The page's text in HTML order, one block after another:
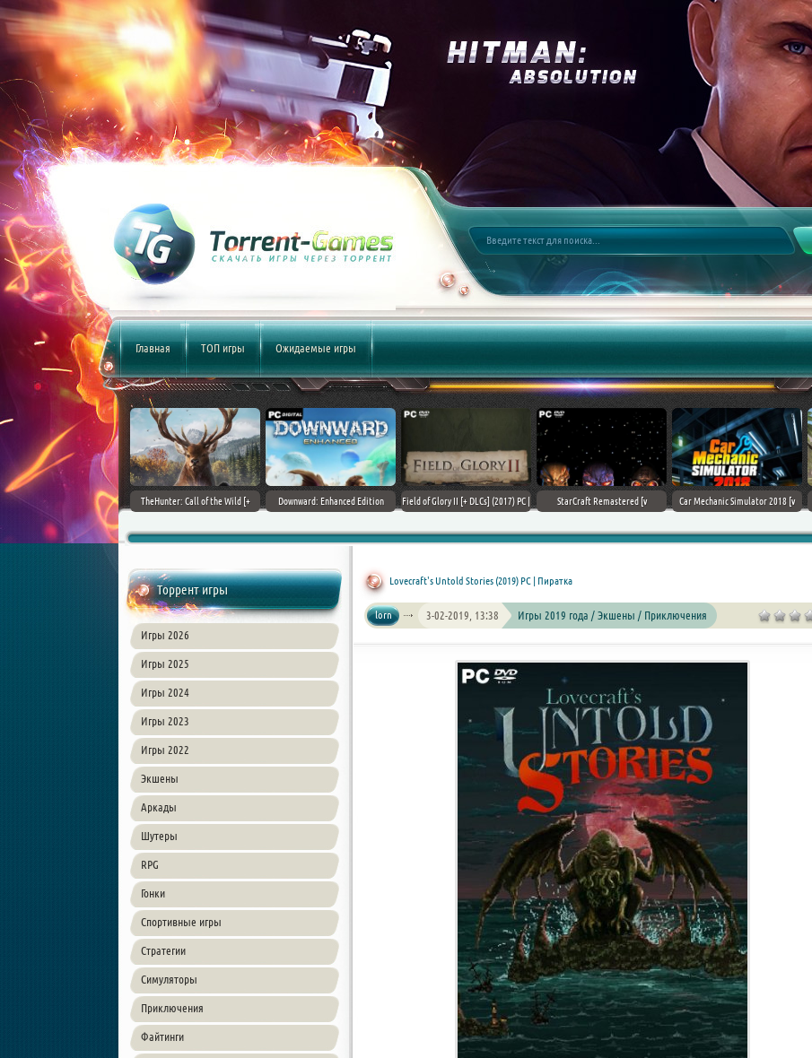
Главная ТОП игры Ожидаемые игры
World [v 1.11.4 + DLCs] (2017)
PC | Лицензия
TheHunter: Call of the Wild [+
Downward: Enhanced Edition
Field of Glory II [+ DLCs] (2017) PC |
StarCraft Remastered [v
Car Mechanic Simulator 2018 [v
Торрент игры
Игры 2026
Игры 2025
Игры 2024
Игры 2023
Игры 2022
Экшены
Аркады
Шутеры
RPG
Гонки
Спортивные игры
Стратегии
Симуляторы
Приключения
Файтинги
Lovecraft's Untold Stories (2019) PC | Пиратка
lorn 3-02-2019, 13:38 Игры 2019 года / Экшены / Приключения